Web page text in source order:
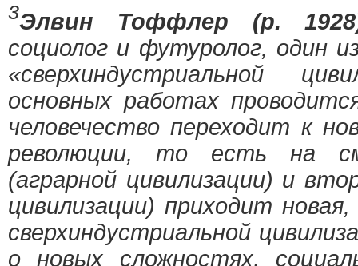
3Элвин Тоффлер (р.
социолог и футуролог, один
«сверхиндустриальной
основных работах
человечество переходит к
революции, то есть на
(аграрной цивилизации) и
цивилизации) приходит
сверхиндустриальной
о новых сложностях,